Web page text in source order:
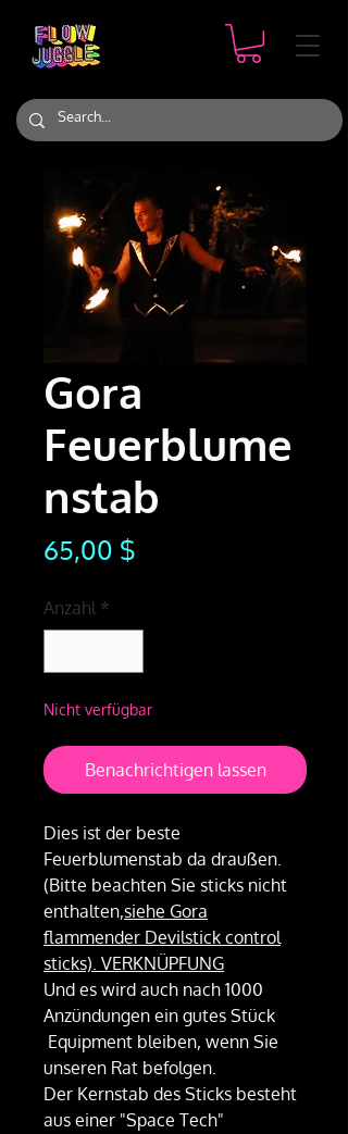
Gora
Feuerblume
nstab
65,00 $
Anzahl *
Nicht verfügbar
Benachrichtigen lassen
Dies ist der beste
Feuerblumenstab da draußen.
(Bitte beachten Sie sticks nicht
enthalten,siehe Gora
flammender Devilstick control
sticks). VERKNÜPFUNG
Und es wird auch nach 1000
Anzündungen ein gutes Stück
Equipment bleiben, wenn Sie
unseren Rat befolgen.
Der Kernstab des Sticks besteht
aus einer "Space Tech"